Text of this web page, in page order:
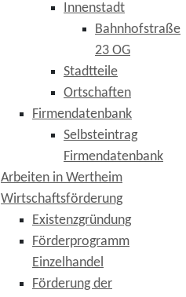
Innenstadt
Bahnhofstraße
23 OG
Stadtteile
Ortschaften
Firmendatenbank
Selbsteintrag
Firmendatenbank
Arbeiten in Wertheim
Wirtschaftsförderung
Existenzgründung
Förderprogramm
Einzelhandel
Förderung der